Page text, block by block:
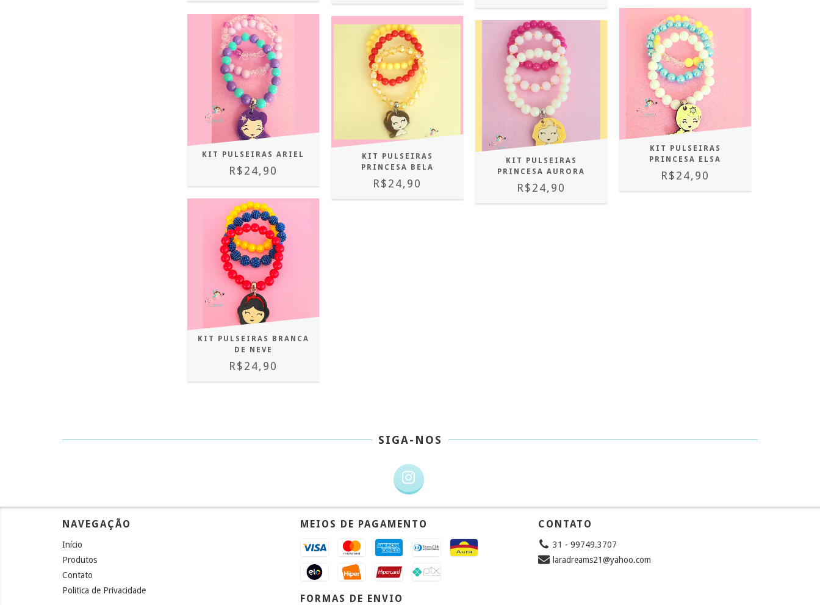
KIT PULSEIRAS ARIEL
R$24,90
KIT PULSEIRAS
PRINCESA BELA
R$24,90
KIT PULSEIRAS
PRINCESA AURORA
R$24,90
KIT PULSEIRAS
PRINCESA ELSA
R$24,90
KIT PULSEIRAS BRANCA
DE NEVE
R$24,90
SIGA-NOS
NAVEGAÇÃO
Início
Produtos
Contato
Politica de Privacidade
MEIOS DE PAGAMENTO
FORMAS DE ENVIO
CONTATO
31 - 99749.3707
laradreams21@yahoo.com